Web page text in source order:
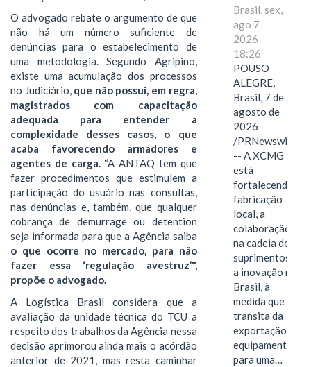
O advogado rebate o argumento de que
não há um número suficiente de
denúncias para o estabelecimento de
uma metodologia. Segundo Agripino,
existe uma acumulação dos processos
no Judiciário, que não possui, em regra,
magistrados com capacitação
adequada para entender a
complexidade desses casos, o que
acaba favorecendo armadores e
agentes de carga. “A ANTAQ tem que
fazer procedimentos que estimulem a
participação do usuário nas consultas,
nas denúncias e, também, que qualquer
cobrança de demurrage ou detention
seja informada para que a Agência saiba
o que ocorre no mercado, para não
fazer essa ‘regulação avestruz’",
propõe o advogado.
A Logística Brasil considera que a
avaliação da unidade técnica do TCU a
respeito dos trabalhos da Agência nessa
decisão aprimorou ainda mais o acórdão
anterior de 2021, mas resta caminhar
Brasil, sex,
ago 7
2026
18:26
POUSO
ALEGRE,
Brasil, 7 de
agosto de
2026
/PRNewswire/
-- A XCMG
está
fortalecendo a
fabricação
local, a
colaboração
na cadeia de
suprimentos e
a inovação no
Brasil, à
medida que
transita da
exportação de
equipamentos
para uma…